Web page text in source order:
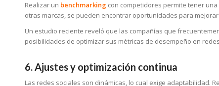
Realizar un benchmarking con competidores permite tener
otras marcas, se pueden encontrar oportunidades para
Un estudio reciente reveló que las compañías que
posibilidades de optimizar sus métricas de desempeño en
6. Ajustes y optimización continua
Las redes sociales son dinámicas, lo cual exige adaptabilidad.